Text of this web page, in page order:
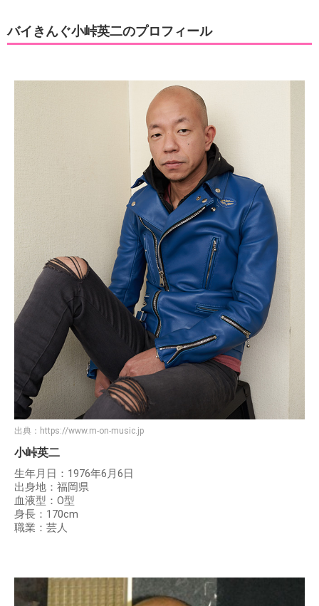
バイきんぐ小峠英二のプロフィール
出典： https://www.m-on-music.jp
小峠英二
生年月日：1976年6月6日
出身地：福岡県
血液型：O型
身長：170cm
職業：芸人